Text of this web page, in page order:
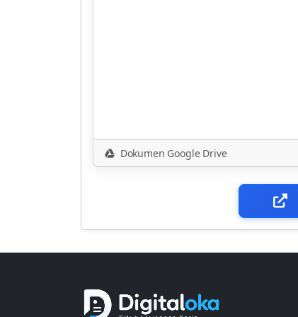
Dokumen Google Drive